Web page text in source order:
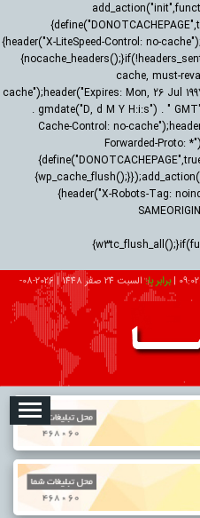
{header("X-LiteSpeed-Control: no-
cache, must-
cache");header("Expires: Mon, 26 Jul
. gmdate("D, d M Y H:i:s") . "
Cache-Control: no-
Forwarded-Proto:
{header("X-Robots-Tag:
|برابر با:السبت 24 صفر 1448 |
2026-08-
تبلیغات درباره ما ارتباط با ما